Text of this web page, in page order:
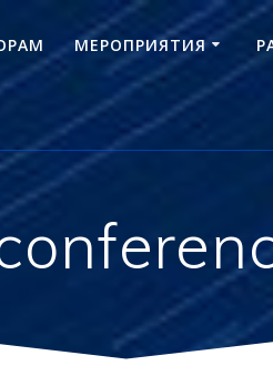
МЕРОПРИЯТИЯ